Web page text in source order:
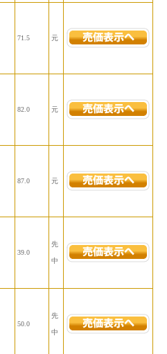
71.5 元
82.0 元
87.0 元
39.0
先
中
50.0
先
中